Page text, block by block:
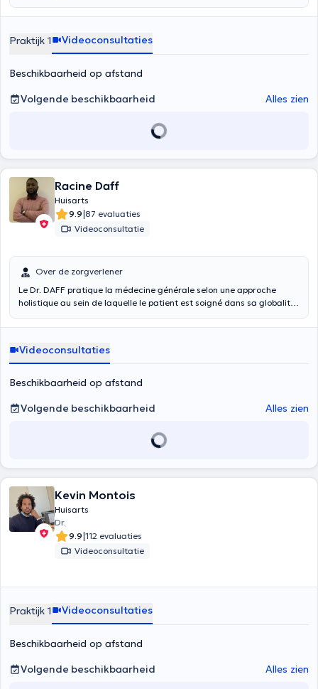
Praktijk 1 Videoconsultaties
Beschikbaarheid op afstand
Volgende beschikbaarheid
Alles zien
Racine Daff
Huisarts
9.9|87 evaluaties
Videoconsultatie
Over de zorgverlener
Le Dr. DAFF pratique la médecine générale selon une approche
holistique au sein de laquelle le patient est soigné dans sa globalité.
intérêt particulier pour les traumatismes musculo-squelettiques liés
Videoconsultaties
Beschikbaarheid op afstand
Volgende beschikbaarheid
Alles zien
Kevin Montois
Huisarts
Dr.
9.9|112 evaluaties
Videoconsultatie
Praktijk 1 Videoconsultaties
Beschikbaarheid op afstand
Volgende beschikbaarheid
Alles zien